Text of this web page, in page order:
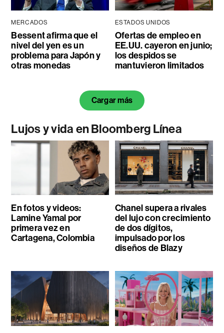
MERCADOS
Bessent afirma que el
nivel del yen es un
problema para Japón y
otras monedas
ESTADOS UNIDOS
Ofertas de empleo en
EE.UU. cayeron en junio;
los despidos se
mantuvieron limitados
Cargar más
Lujos y vida en Bloomberg Línea
En fotos y videos:
Lamine Yamal por
primera vez en
Cartagena, Colombia
Chanel supera a rivales
del lujo con crecimiento
de dos dígitos,
impulsado por los
diseños de Blazy